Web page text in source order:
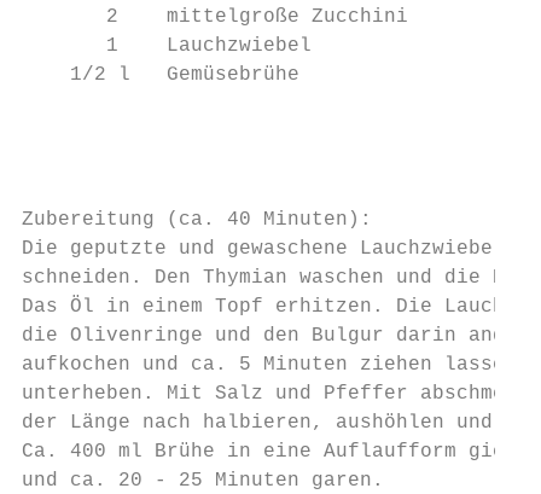
2    mittelgroße Zucchini
1    Lauchzwiebel
1/2 l   Gemüsebrühe
Zubereitung (ca. 40 Minuten):
Die geputzte und gewaschene
schneiden. Den Thymian waschen und die
Das Öl in einem Topf erhitzen. Die
die Olivenringe und den Bulgur darin
aufkochen und ca. 5 Minuten ziehen
unterheben. Mit Salz und Pfeffer
der Länge nach halbieren, aushöhlen
Ca. 400 ml Brühe in eine Auflaufform
und ca. 20 - 25 Minuten garen.